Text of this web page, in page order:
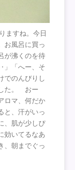
ますね。今日
お風呂に買っ
が沸くのを待
」「へー、そ
でのんびりし
た。 おー
ロマ、何だか
と、汗がいっ
、肌が少しぴ
効いてるなあ
、朝までぐっ